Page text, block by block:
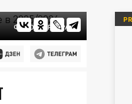
ФОТО: ЦАРЬГРАД